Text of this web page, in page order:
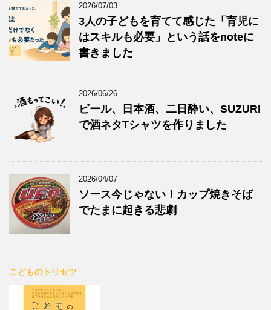
2026/07/03
3人の子どもを育てて感じた「育児に
はスキルも必要」という話をnoteに
書きました
2026/06/26
ビール、日本酒、二日酔い、SUZURI
で酒ネタTシャツを作りました
2026/04/07
ソース今じゃない！カップ焼きそば
でたまに起きる悲劇
こどものトリセツ